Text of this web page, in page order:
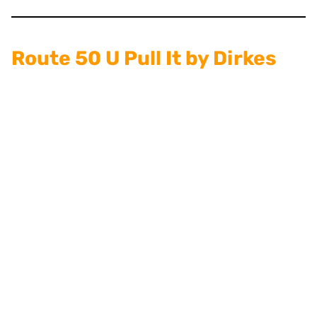
Route 50 U Pull It by Dirkes